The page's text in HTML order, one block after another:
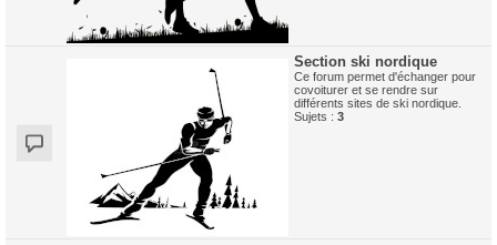
Section ski nordique
Ce forum permet d'échanger pour
covoiturer et se rendre sur
différents sites de ski nordique.
Sujets : 3